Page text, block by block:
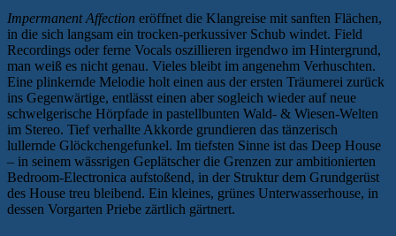
Impermanent Affection eröffnet die Klangreise mit sanften Flächen,
in die sich langsam ein trocken-perkussiver Schub windet. Field
Recordings oder ferne Vocals oszillieren irgendwo im Hintergrund,
man weiß es nicht genau. Vieles bleibt im angenehm Verhuschten.
Eine plinkernde Melodie holt einen aus der ersten Träumerei zurück
ins Gegenwärtige, entlässt einen aber sogleich wieder auf neue
schwelgerische Hörpfade in pastellbunten Wald- & Wiesen-Welten
im Stereo. Tief verhallte Akkorde grundieren das tänzerisch
lullernde Glöckchengefunkel. Im tiefsten Sinne ist das Deep House
– in seinem wässrigen Geplätscher die Grenzen zur ambitionierten
Bedroom-Electronica aufstoßend, in der Struktur dem Grundgerüst
des House treu bleibend. Ein kleines, grünes Unterwasserhouse, in
dessen Vorgarten Priebe zärtlich gärtnert.